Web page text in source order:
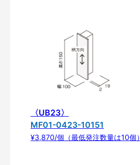
〈UB23〉
MF01-0423-10151
¥3,870/個（最低発注数量は10個）